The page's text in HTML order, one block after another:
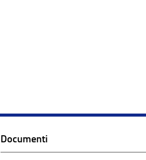
Documenti